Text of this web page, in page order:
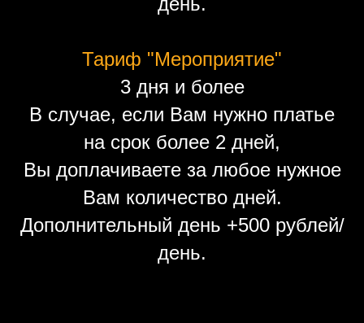
Тариф "Мероприятие"
3 дня и более
В случае, если Вам нужно платье
на срок более 2 дней,
Вы доплачиваете за любое нужное
Вам количество дней.
Дополнительный день +500 рублей/
день.